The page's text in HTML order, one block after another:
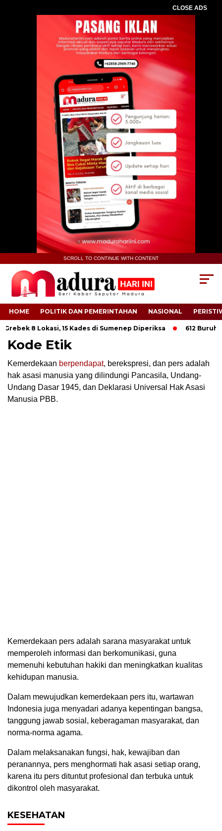
CLOSE ADS
SCROLL TO CONTINUE WITH CONTENT
HOME POLITIK DAN PEMERINTAHAN NASIONAL
8 Lokasi, 15 Kades di Sumenep Diperiksa 612 Buruh
Kode Etik
Kemerdekaan berpendapat, berekspresi, dan pers adalah
hak asasi manusia yang dilindungi Pancasila, Undang-
Undang Dasar 1945, dan Deklarasi Universal Hak Asasi
Manusia PBB.
Kemerdekaan pers adalah sarana masyarakat untuk
memperoleh informasi dan berkomunikasi, guna
memenuhi kebutuhan hakiki dan meningkatkan kualitas
kehidupan manusia.
Dalam mewujudkan kemerdekaan pers itu, wartawan
Indonesia juga menyadari adanya kepentingan bangsa,
tanggung jawab sosial, keberagaman masyarakat, dan
norma-norma agama.
Dalam melaksanakan fungsi, hak, kewajiban dan
peranannya, pers menghormati hak asasi setiap orang,
karena itu pers dituntut profesional dan terbuka untuk
dikontrol oleh masyarakat.
KESEHATAN